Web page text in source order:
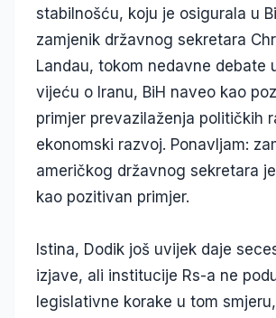
stabilnošću, koju je osigurala u
zamjenik državnog sekretara
Landau, tokom nedavne debate
vijeću o Iranu, BiH naveo kao
primjer prevazilaženja političkih
ekonomski razvoj. Ponavljam:
američkog državnog sekretara
kao pozitivan primjer.
Istina, Dodik još uvijek daje
izjave, ali institucije Rs-a ne
legislativne korake u tom